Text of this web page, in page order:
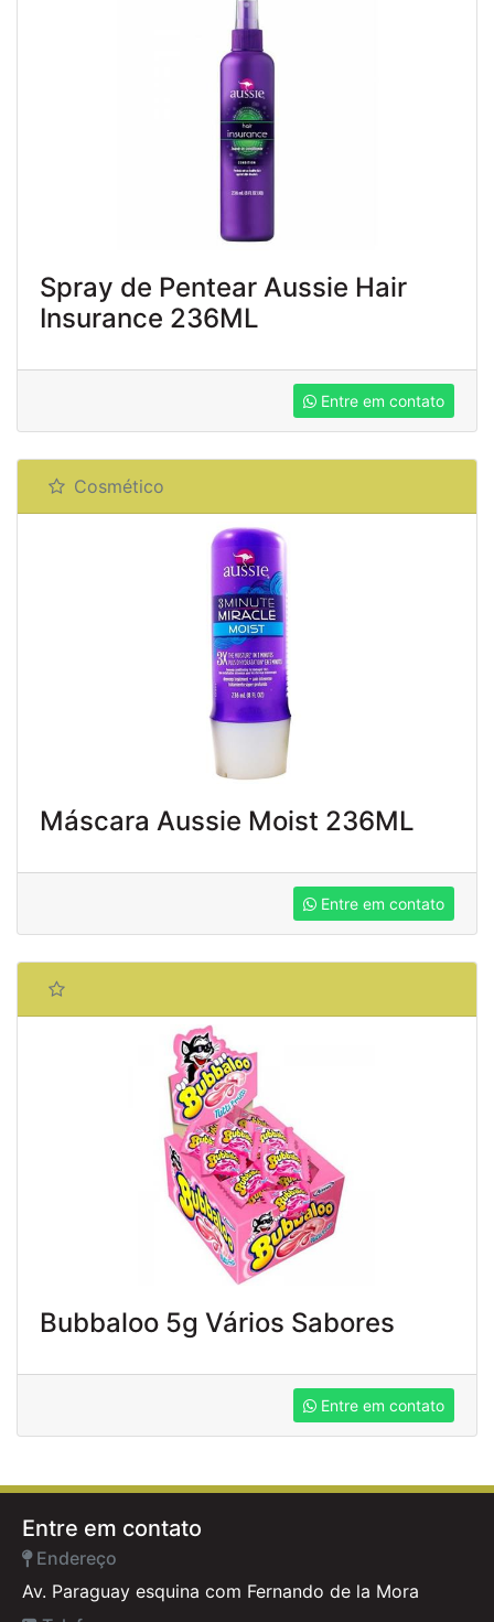
Spray de Pentear Aussie Hair
Insurance 236ML
Entre em contato
Cosmético
Máscara Aussie Moist 236ML
Entre em contato
Bubbaloo 5g Vários Sabores
Entre em contato
Entre em contato
Endereço
Av. Paraguay esquina com Fernando de la Mora